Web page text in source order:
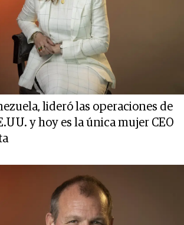
lideró las operaciones de
y hoy es la única mujer CEO